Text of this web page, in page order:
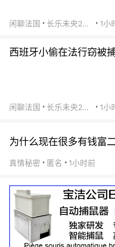
闲聊法国 长乐未央2015 1小
西班牙小偷在法行窃被捕
闲聊法国 长乐未央2015 1小
为什么现在很多有钱富
真情秘密 匿名 1小时前